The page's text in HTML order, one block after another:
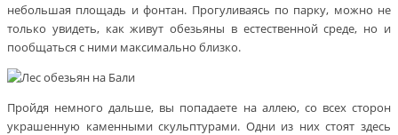
небольшая площадь и фонтан. Прогуливаясь по парку, можно не
только увидеть, как живут обезьяны в естественной среде, но и
пообщаться с ними максимально близко.
Пройдя немного дальше, вы попадаете на аллею, со всех сторон
украшенную каменными скульптурами. Одни из них стоят здесь